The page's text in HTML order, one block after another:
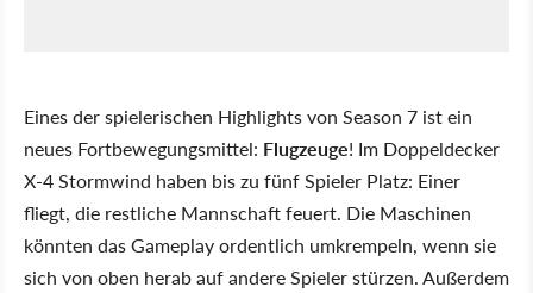
Eines der spielerischen Highlights von Season 7 ist ein
neues Fortbewegungsmittel: Flugzeuge! Im Doppeldecker
X-4 Stormwind haben bis zu fünf Spieler Platz: Einer
fliegt, die restliche Mannschaft feuert. Die Maschinen
könnten das Gameplay ordentlich umkrempeln, wenn sie
sich von oben herab auf andere Spieler stürzen. Außerdem